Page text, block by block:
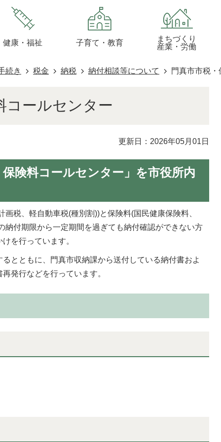
健康・福祉 子育て・教育
まちづくり
産業・労働
続き 税金 納税 納付相談等について 門真市市税
コールセンター
更新日：2026年05月01日
険料コールセンター」を市役所内
税、軽自動車税(種別割))と保険料(国民健康保険料、
納付期限から一定期間を過ぎても納付確認ができない方
を行っています。
とともに、門真市収納課から送付している納付書およ
発行などを行っています。